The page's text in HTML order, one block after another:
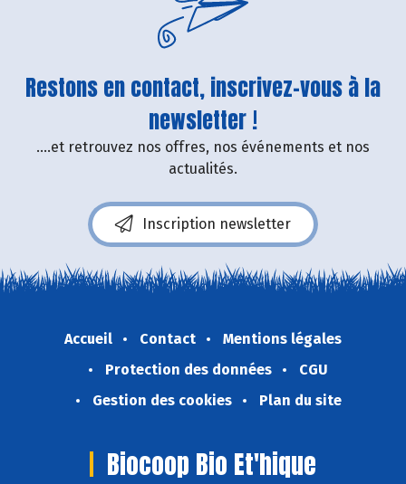
Restons en contact, inscrivez-vous à la
newsletter !
....et retrouvez nos offres, nos événements et nos
actualités.
Inscription newsletter
Accueil Contact
Mentions légales
Protection des données
CGU
Gestion des cookies
Plan du site
Biocoop Bio Et'hique